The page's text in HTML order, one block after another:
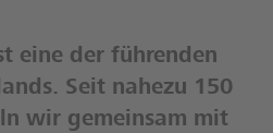
eine der führenden
Seit nahezu 150
wir gemeinsam mit